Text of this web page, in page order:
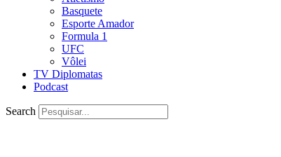
Basquete
Esporte Amador
Formula 1
UFC
Vôlei
TV Diplomatas
Podcast
Search